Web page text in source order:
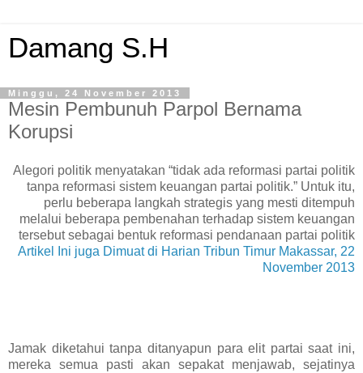
Damang S.H
Minggu, 24 November 2013
Mesin Pembunuh Parpol Bernama
Korupsi
Alegori politik menyatakan “tidak ada reformasi partai politik
tanpa reformasi sistem keuangan partai politik.” Untuk itu,
perlu beberapa langkah strategis yang mesti ditempuh
melalui beberapa pembenahan terhadap sistem keuangan
tersebut sebagai bentuk reformasi pendanaan partai politik
Artikel Ini juga Dimuat di Harian Tribun Timur Makassar, 22
November 2013
Jamak diketahui tanpa ditanyapun para elit partai saat ini,
mereka semua pasti akan sepakat menjawab, sejatinya